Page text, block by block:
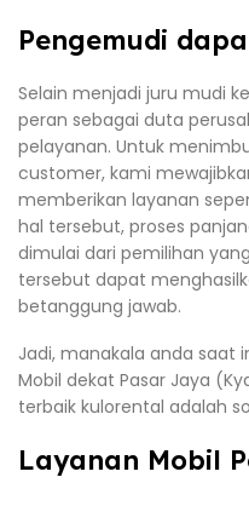
Pengemudi
Selain menjadi juru mudi
peran sebagai duta
pelayanan. Untuk
customer, kami
memberikan layanan
hal tersebut, proses
dimulai dari pemilihan
tersebut dapat
betanggung jawab.
Jadi, manakala anda saat
Mobil dekat Pasar Jaya
terbaik kulorental adalah
Layanan Mobil